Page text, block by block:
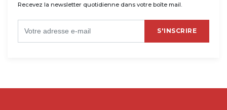
Recevez la newsletter quotidienne dans votre boîte mail.
S'INSCRIRE